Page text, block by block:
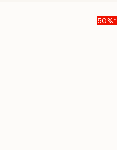
50%*